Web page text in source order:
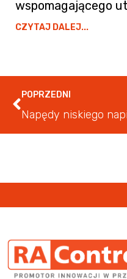
wspomagającego
CZYTAJ DALEJ...
POPRZEDNI